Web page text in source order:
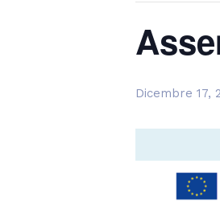
Dicembre 17,